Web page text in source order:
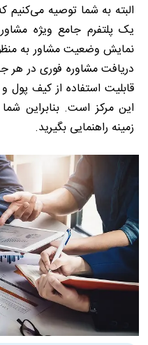
البته به شما توصیه می‌کنیم
یک پلتفرم جامع ویژه
نمایش وضعیت مشاور به
دریافت مشاوره فوری در هر
قابلیت استفاده از کیف پول
این مرکز است. بنابراین
زمینه راهنمایی بگیرید.